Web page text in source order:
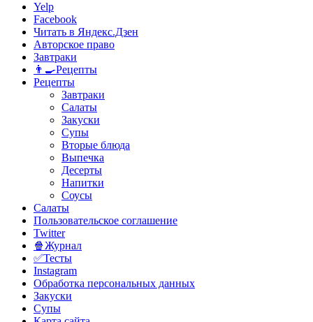
Yelp
Facebook
Читать в Яндекс.Дзен
Авторское право
Завтраки
👨‍🍳Рецепты
Рецепты
Завтраки
Салаты
Закуски
Супы
Вторые блюда
Выпечка
Десерты
Напитки
Соусы
Салаты
Пользовательское соглашение
Twitter
🍿Журнал
✅Тесты
Instagram
Обработка персональных данных
Закуски
Супы